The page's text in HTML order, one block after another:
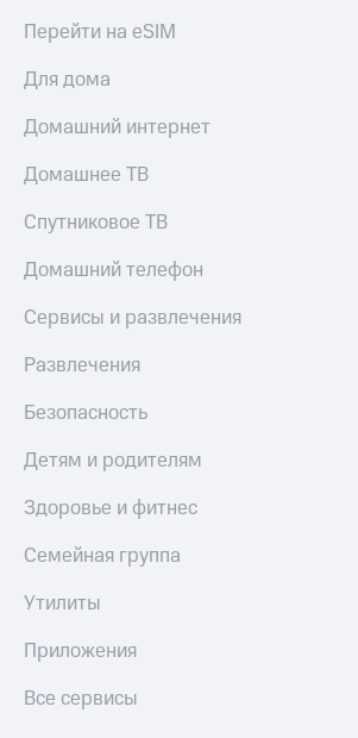
Перейти на eSIM
Для дома
Домашний интернет
Домашнее ТВ
Спутниковое ТВ
Домашний телефон
Сервисы и развлечения
Развлечения
Безопасность
Детям и родителям
Здоровье и фитнес
Семейная группа
Утилиты
Приложения
Все сервисы